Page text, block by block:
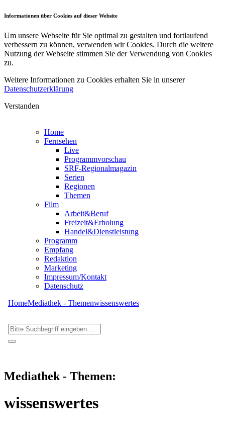
Informationen über Cookies auf dieser Website
Um unsere Webseite für Sie optimal zu gestalten und fortlaufend
verbessern zu können, verwenden wir Cookies. Durch die weitere
Nutzung der Webseite stimmen Sie der Verwendung von Cookies
zu.
Weitere Informationen zu Cookies erhalten Sie in unserer
Datenschutzerklärung
Verstanden
Home
Fernsehen
Live
Programmvorschau
SRF-Regionalmagazin
Serien
Regionen
Themen
Film
Arbeit&Beruf
Freizeit&Erholung
Handel&Dienstleistung
Programm
Empfang
Redaktion
Marketing
Impressum/Kontakt
Datenschutz
HomeMediathek - Themenwissenswertes
Mediathek - Themen:
wissenswertes